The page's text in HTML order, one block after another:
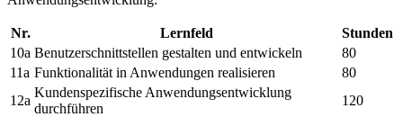
Nr. Lernfeld
Stunden
10a Benutzerschnittstellen gestalten und entwickeln
80
11a Funktionalität in Anwendungen realisieren
80
12a
Kundenspezifische Anwendungsentwicklung
durchführen
120